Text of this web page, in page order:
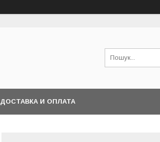
ДОСТАВКА И ОПЛАТА